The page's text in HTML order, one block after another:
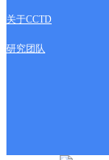
关于CCTD
研究团队